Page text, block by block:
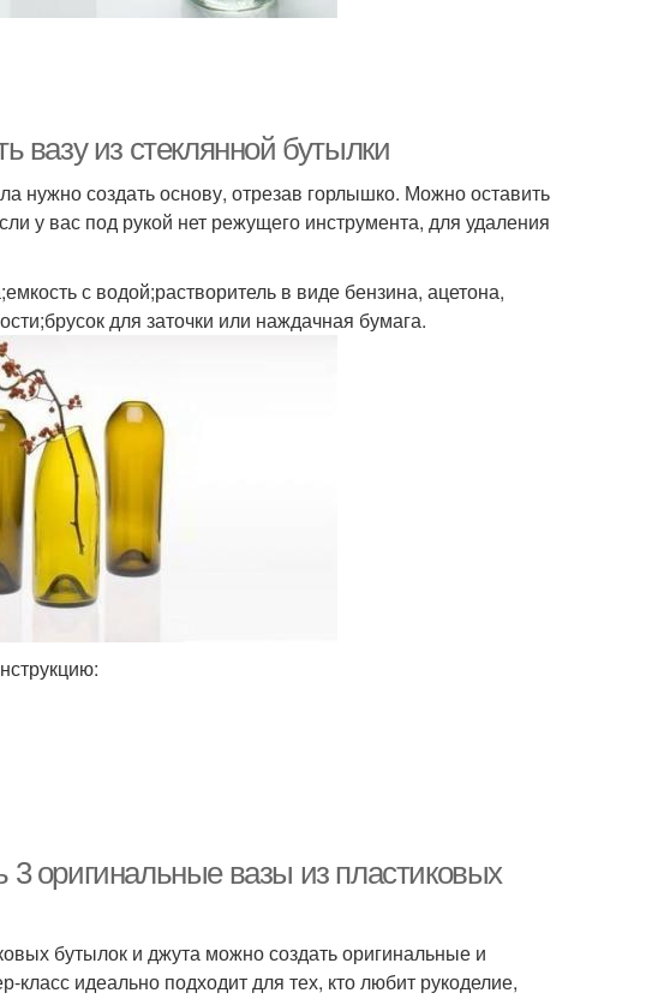
вазу из стеклянной бутылки
нужно создать основу, отрезав горлышко. Можно оставить
у вас под рукой нет режущего инструмента, для удаления
с водой;растворитель в виде бензина, ацетона,
для заточки или наждачная бумага.
3 оригинальные вазы из пластиковых
бутылок и джута можно создать оригинальные и
идеально подходит для тех, кто любит рукоделие,